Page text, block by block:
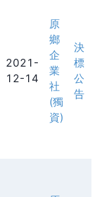
2021-
12-14
原
鄉
企
業
社
(獨
資)
決
標
公
告